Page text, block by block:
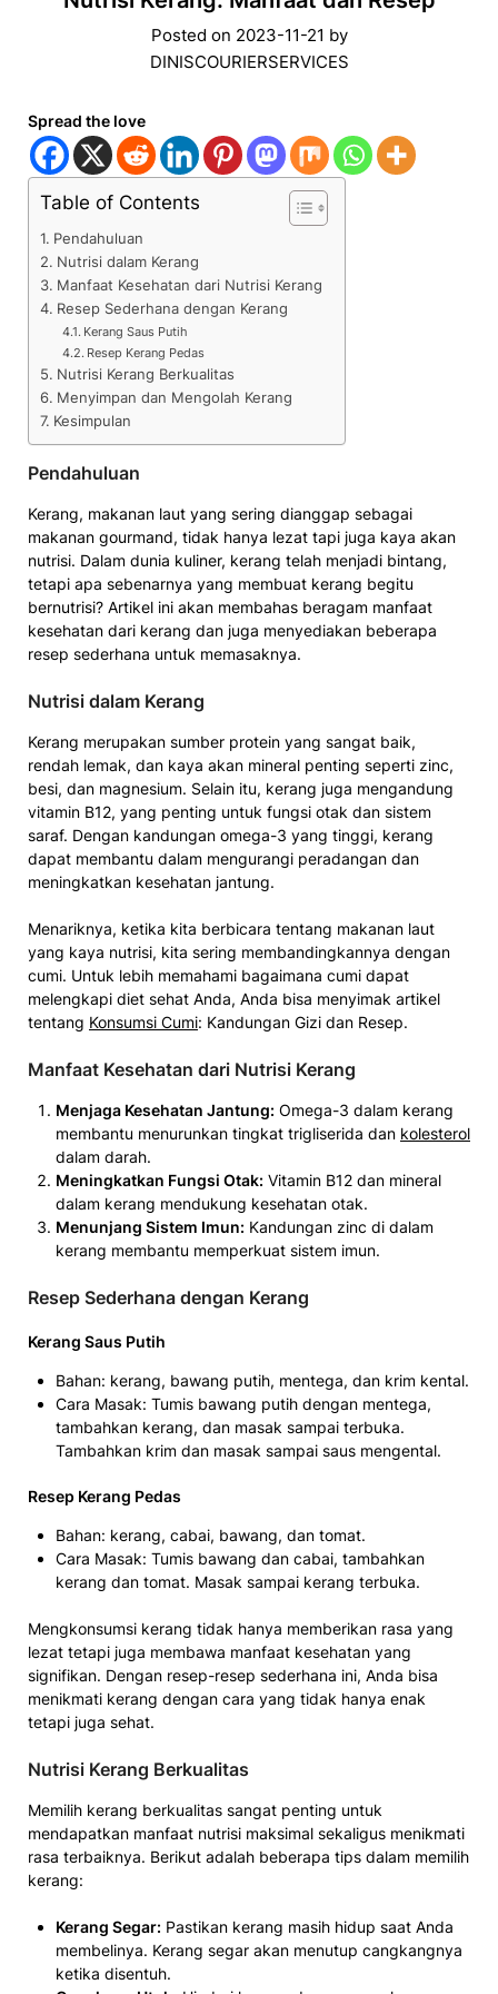
Posted on 2023-11-21 by
DINISCOURIERSERVICES
Spread the love
Table of Contents
Pendahuluan
Nutrisi dalam Kerang
Manfaat Kesehatan dari Nutrisi Kerang
Resep Sederhana dengan Kerang
Kerang Saus Putih
Resep Kerang Pedas
Nutrisi Kerang Berkualitas
Menyimpan dan Mengolah Kerang
Kesimpulan
Pendahuluan
Kerang, makanan laut yang sering dianggap sebagai
makanan gourmand, tidak hanya lezat tapi juga kaya akan
nutrisi. Dalam dunia kuliner, kerang telah menjadi bintang,
tetapi apa sebenarnya yang membuat kerang begitu
bernutrisi? Artikel ini akan membahas beragam manfaat
kesehatan dari kerang dan juga menyediakan beberapa
resep sederhana untuk memasaknya.
Nutrisi dalam Kerang
Kerang merupakan sumber protein yang sangat baik,
rendah lemak, dan kaya akan mineral penting seperti zinc,
besi, dan magnesium. Selain itu, kerang juga mengandung
vitamin B12, yang penting untuk fungsi otak dan sistem
saraf. Dengan kandungan omega-3 yang tinggi, kerang
dapat membantu dalam mengurangi peradangan dan
meningkatkan kesehatan jantung.
Menariknya, ketika kita berbicara tentang makanan laut
yang kaya nutrisi, kita sering membandingkannya dengan
cumi. Untuk lebih memahami bagaimana cumi dapat
melengkapi diet sehat Anda, Anda bisa menyimak artikel
tentang Konsumsi Cumi: Kandungan Gizi dan Resep.
Manfaat Kesehatan dari Nutrisi Kerang
Menjaga Kesehatan Jantung: Omega-3 dalam kerang
membantu menurunkan tingkat trigliserida dan kolesterol
dalam darah.
Meningkatkan Fungsi Otak: Vitamin B12 dan mineral
dalam kerang mendukung kesehatan otak.
Menunjang Sistem Imun: Kandungan zinc di dalam
kerang membantu memperkuat sistem imun.
Resep Sederhana dengan Kerang
Kerang Saus Putih
Bahan: kerang, bawang putih, mentega, dan krim kental.
Cara Masak: Tumis bawang putih dengan mentega,
tambahkan kerang, dan masak sampai terbuka.
Tambahkan krim dan masak sampai saus mengental.
Resep Kerang Pedas
Bahan: kerang, cabai, bawang, dan tomat.
Cara Masak: Tumis bawang dan cabai, tambahkan
kerang dan tomat. Masak sampai kerang terbuka.
Mengkonsumsi kerang tidak hanya memberikan rasa yang
lezat tetapi juga membawa manfaat kesehatan yang
signifikan. Dengan resep-resep sederhana ini, Anda bisa
menikmati kerang dengan cara yang tidak hanya enak
tetapi juga sehat.
Nutrisi Kerang Berkualitas
Memilih kerang berkualitas sangat penting untuk
mendapatkan manfaat nutrisi maksimal sekaligus menikmati
rasa terbaiknya. Berikut adalah beberapa tips dalam memilih
kerang:
Kerang Segar: Pastikan kerang masih hidup saat Anda
membelinya. Kerang segar akan menutup cangkangnya
ketika disentuh.